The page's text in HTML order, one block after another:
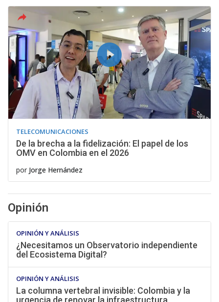
TELECOMUNICACIONES
De la brecha a la fidelización: El papel de los
OMV en Colombia en el 2026
por Jorge Hernández
Opinión
OPINIÓN Y ANÁLISIS
¿Necesitamos un Observatorio independiente
del Ecosistema Digital?
OPINIÓN Y ANÁLISIS
La columna vertebral invisible: Colombia y la
urgencia de renovar la infraestructura